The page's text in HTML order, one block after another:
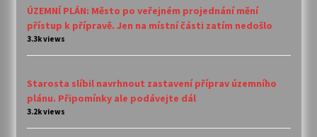
ÚZEMNÍ PLÁN: Město po veřejném projednání mění
přístup k přípravě. Jen na místní části zatím nedošlo
3.3k views
Starosta slíbil navrhnout zastavení příprav územního
plánu. Připomínky ale podávejte dál
3.2k views